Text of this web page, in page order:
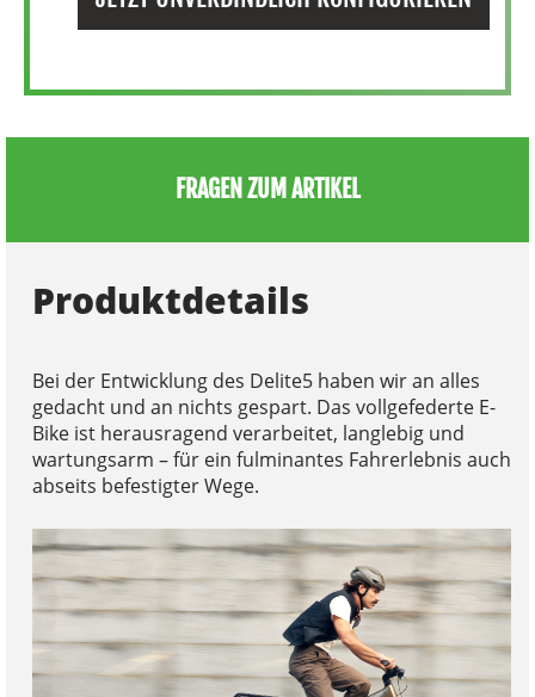
FRAGEN ZUM ARTIKEL
Produktdetails
Bei der Entwicklung des Delite5 haben wir an alles
gedacht und an nichts gespart. Das vollgefederte E-
Bike ist herausragend verarbeitet, langlebig und
wartungsarm – für ein fulminantes Fahrerlebnis auch
abseits befestigter Wege.